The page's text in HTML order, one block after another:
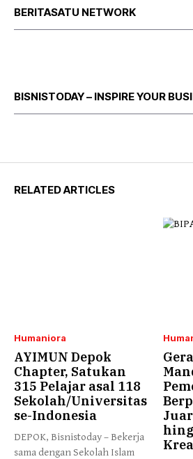
BERITASATU NETWORK
BISNISTODAY – INSPIRE YOUR
RELATED ARTICLES
Humaniora
AYIMUN Depok
Chapter, Satukan
315 Pelajar asal 118
Sekolah/Universitas
se-Indonesia
DEPOK, Bisnistoday – Bekerja
sama dengan Sekolah Islam